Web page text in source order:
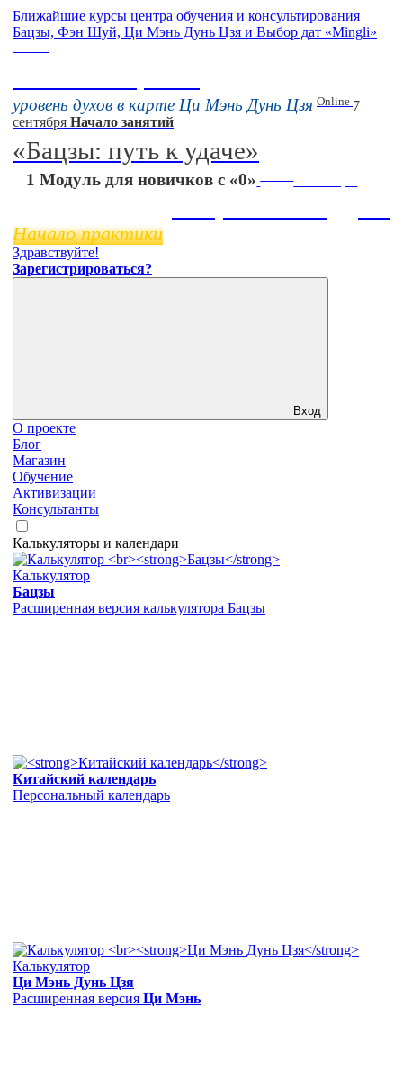
Ближайшие курсы центра обучения и консультирования
Бацзы, Фэн Шуй, Ци Мэнь Дунь Цзя и Выбор дат «Mingli»
уровень духов в карте Ци Мэнь Дунь Цзя Online 7
сентября Начало занятий
«Бацзы: путь к удаче»
1 Модуль для новичков с «0» 11 ноября
Начало практики
Здравствуйте!
Зарегистрироваться?
Вход
О проекте
Блог
Магазин
Обучение
Активизации
Консультанты
Калькуляторы и календари
Калькулятор
Бацзы
Расширенная версия калькулятора Бацзы
Китайский календарь
Персональный календарь
Калькулятор
Ци Мэнь Дунь Цзя
Расширенная версия Ци Мэнь